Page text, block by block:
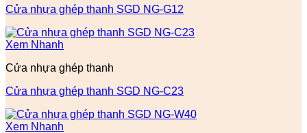
Cửa nhựa ghép thanh SGD NG-G12
Xem Nhanh
Cửa nhựa ghép thanh
Cửa nhựa ghép thanh SGD NG-C23
Xem Nhanh